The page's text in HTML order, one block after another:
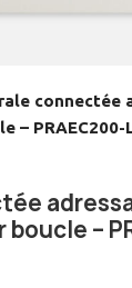
connectée
– PRAEC200-
–